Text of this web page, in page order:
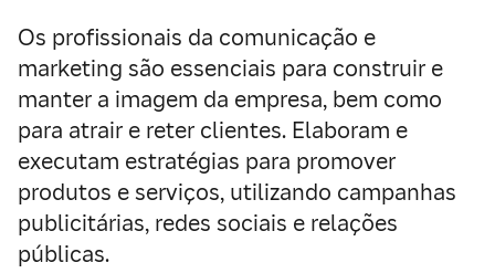
Os profissionais da comunicação e
marketing são essenciais para construir e
manter a imagem da empresa, bem como
para atrair e reter clientes. Elaboram e
executam estratégias para promover
produtos e serviços, utilizando campanhas
publicitárias, redes sociais e relações
públicas.